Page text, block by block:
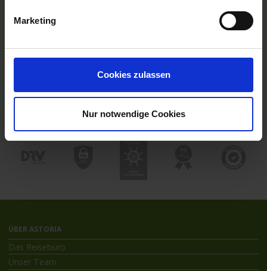
Marketing
Cookies zulassen
Nur notwendige Cookies
TOP Themen
Flussreisen mit An- und Abreise
Deutschsprachiger Gästeservice
Last Minute Flusskreuzfahrten
Kreuzfahrthäfen
ÜBER ASTORIA
Das Reisebüro
Unser Team